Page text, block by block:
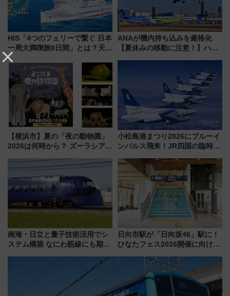
HIS「4つのフェリーで繋ぐ 日本
一周大満喫旅8日間」とは？天橋
立・小樽・日光東照宮など全国
の絶景＆限定グルメを網羅！煩
雑な手続きも不要でお手軽に楽
しめるプランが登場
ANAが機内持ち込みを厳格化
【夏休みの移動に注意！】ハン
(40×30×20cm)おさらい
【横浜市】夏の「夜の動物園」
2026は何時から？ ズーラシア・
見どころ、限定イベントを徹底
解説！
小松島港まつり2026にブルーイ
ンパルス飛来！JR四国の臨時ダ
南海・日立と量子技術活用でシ
ステム構築 なにわ筋線にも期待
日向市駅が「日向坂46」駅に！
ひなたフェス2026開催に向けJR
全力応援 夜行列車「ドリーム
おひさま号」も走る